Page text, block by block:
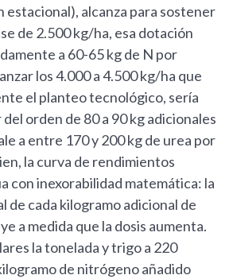
estacional), alcanza para sostener
de 2.500 kg/ha, esa dotación
a 60-65 kg de N por
los 4.000 a 4.500 kg/ha que
el planteo tecnológico, sería
orden de 80 a 90 kg adicionales
a entre 170 y 200 kg de urea por
la curva de rendimientos
con inexorabilidad matemática: la
de cada kilogramo adicional de
a medida que la dosis aumenta.
la tonelada y trigo a 220
de nitrógeno añadido